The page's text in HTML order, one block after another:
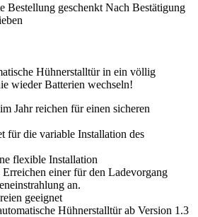
Bestellung geschenkt Nach Bestätigung
Hühnerstalltür in ein völlig
wieder Batterien wechseln!
Jahr reichen für einen sicheren
für die variable Installation des
flexible Installation
einer für den Ladevorgang
an.
geeignet
Hühnerstalltür ab Version 1.3